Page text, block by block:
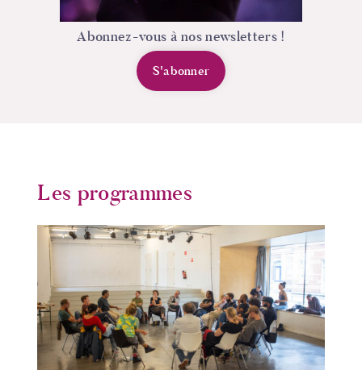
Abonnez-vous à nos newsletters !
S'abonner
Les programmes